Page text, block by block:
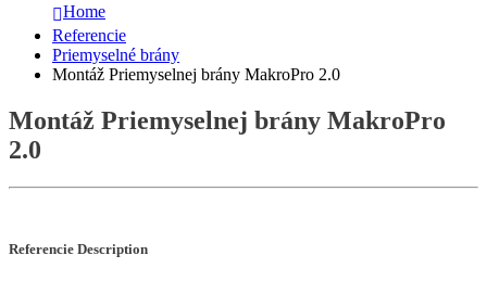
Home
Referencie
Priemyselné brány
Montáž Priemyselnej brány MakroPro 2.0
Montáž Priemyselnej brány MakroPro
2.0
Referencie Description